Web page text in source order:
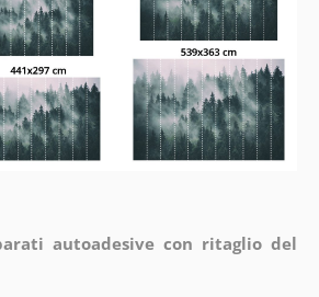
autoadesive con ritaglio del